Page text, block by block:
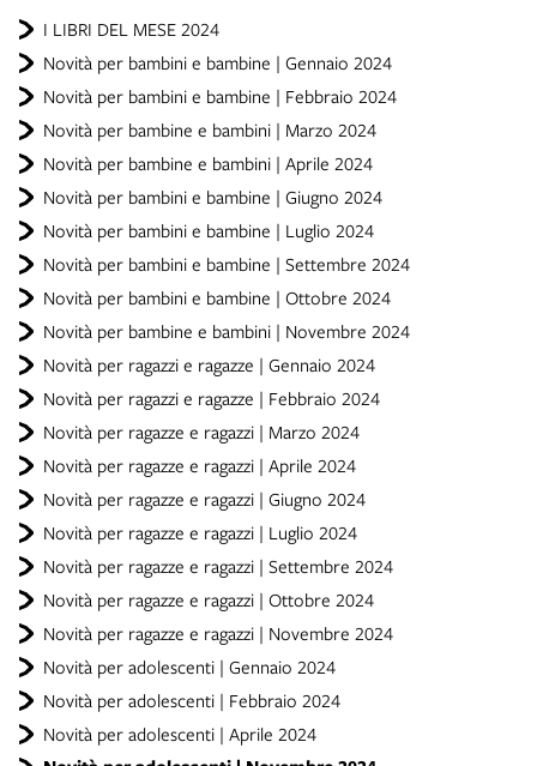
I LIBRI DEL MESE 2024
Novità per bambini e bambine | Gennaio 2024
Novità per bambini e bambine | Febbraio 2024
Novità per bambine e bambini | Marzo 2024
Novità per bambine e bambini | Aprile 2024
Novità per bambini e bambine | Giugno 2024
Novità per bambini e bambine | Luglio 2024
Novità per bambini e bambine | Settembre 2024
Novità per bambini e bambine | Ottobre 2024
Novità per bambine e bambini | Novembre 2024
Novità per ragazzi e ragazze | Gennaio 2024
Novità per ragazzi e ragazze | Febbraio 2024
Novità per ragazze e ragazzi | Marzo 2024
Novità per ragazze e ragazzi | Aprile 2024
Novità per ragazze e ragazzi | Giugno 2024
Novità per ragazze e ragazzi | Luglio 2024
Novità per ragazze e ragazzi | Settembre 2024
Novità per ragazze e ragazzi | Ottobre 2024
Novità per ragazze e ragazzi | Novembre 2024
Novità per adolescenti | Gennaio 2024
Novità per adolescenti | Febbraio 2024
Novità per adolescenti | Aprile 2024